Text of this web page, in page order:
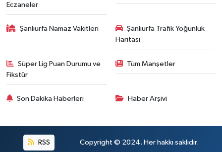
Eczaneler
Şanlıurfa Namaz Vakitleri
Şanlıurfa Trafik Yoğunluk
Haritası
Süper Lig Puan Durumu ve
Fikstür
Tüm Manşetler
Son Dakika Haberleri Haber Arşivi
RSS Copyright © 2024. Her hakkı saklıdır.